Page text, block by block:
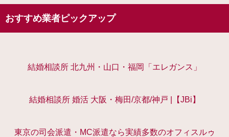
おすすめ業者ピックアップ
結婚相談所 北九州・山口・福岡「エレガンス」
結婚相談所 婚活 大阪・梅田/京都/神戸 |【JBi】
東京の司会派遣・MC派遣なら実績多数のオフィスルゥ